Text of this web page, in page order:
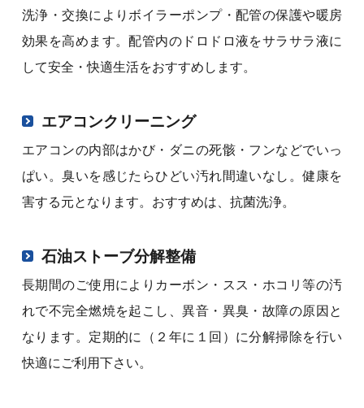
洗浄・交換によりボイラーポンプ・配管の保護や暖房
効果を高めます。配管内のドロドロ液をサラサラ液に
して安全・快適生活をおすすめします。
エアコンクリーニング
エアコンの内部はかび・ダニの死骸・フンなどでいっ
ぱい。臭いを感じたらひどい汚れ間違いなし。健康を
害する元となります。おすすめは、抗菌洗浄。
石油ストーブ分解整備
長期間のご使用によりカーボン・スス・ホコリ等の汚
れで不完全燃焼を起こし、異音・異臭・故障の原因と
なります。定期的に（２年に１回）に分解掃除を行い
快適にご利用下さい。